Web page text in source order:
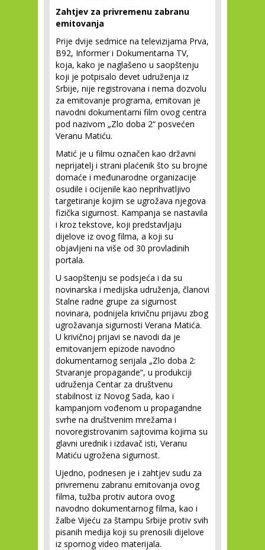
Zahtjev za privremenu zabranu
emitovanja
Prije dvije sedmice na televizijama Prva,
B92, Informer i Dokumentarna TV,
koja, kako je naglašeno u saopštenju
koji je potpisalo devet udruženja iz
Srbije, nije registrovana i nema dozvolu
za emitovanje programa, emitovan je
navodni dokumentarni film ovog centra
pod nazivom „Zlo doba 2“ posvećen
Veranu Matiću.
Matić je u filmu označen kao državni
neprijatelj i strani plaćenik što su brojne
domaće i međunarodne organizacije
osudile i ocijenile kao neprihvatljivo
targetiranje kojim se ugrožava njegova
fizička sigurnost. Kampanja se nastavila
i kroz tekstove, koji predstavljaju
dijelove iz ovog filma, a koji su
objavljeni na više od 30 provladinih
portala.
U saopštenju se podsjeća i da su
novinarska i medijska udruženja, članovi
Stalne radne grupe za sigurnost
novinara, podnijela krivičnu prijavu zbog
ugrožavanja sigurnosti Verana Matića.
U krivičnoj prijavi se navodi da je
emitovanjem epizode navodno
dokumentarnog serijala „Zlo doba 2:
Stvaranje propagande“, u produkciji
udruženja Centar za društvenu
stabilnost iz Novog Sada, kao i
kampanjom vođenom u propagandne
svrhe na društvenim mrežama i
novoregistrovanim sajtovima kojima su
glavni urednik i izdavač isti, Veranu
Matiću ugrožena sigurnost.
Ujedno, podnesen je i zahtjev sudu za
privremenu zabranu emitovanja ovog
filma, tužba protiv autora ovog
navodno dokumentarnog filma, kao i
žalbe Vijeću za štampu Srbije protiv svih
pisanih medija koji su prenosili dijelove
iz spornog video materijala.